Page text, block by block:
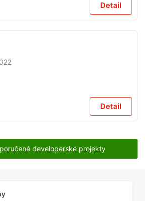
Detail
Detail
developerské projekty